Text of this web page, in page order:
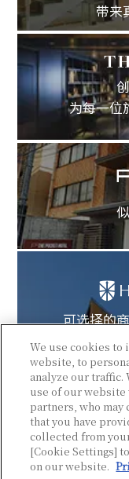
带来
为每一位
可选择的
©
We use cookies
website, to
analyze our
use of our
partners, who
that you have
collected from
[Cookie Settings]
on our website.